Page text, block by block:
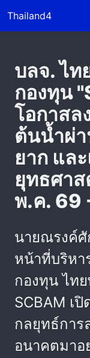
Thailand4
บลจ. ไ
กองทุน
โอกาสล
ต้นน้ำผ่
ยาก แล
ยุทธศาส
พ.ค. 69
นายณรงค์ศั
หน้าที่บริหา
กองทุน ไท
SCBAM เ
กลยุทธ์การ
อนาคตมาอ